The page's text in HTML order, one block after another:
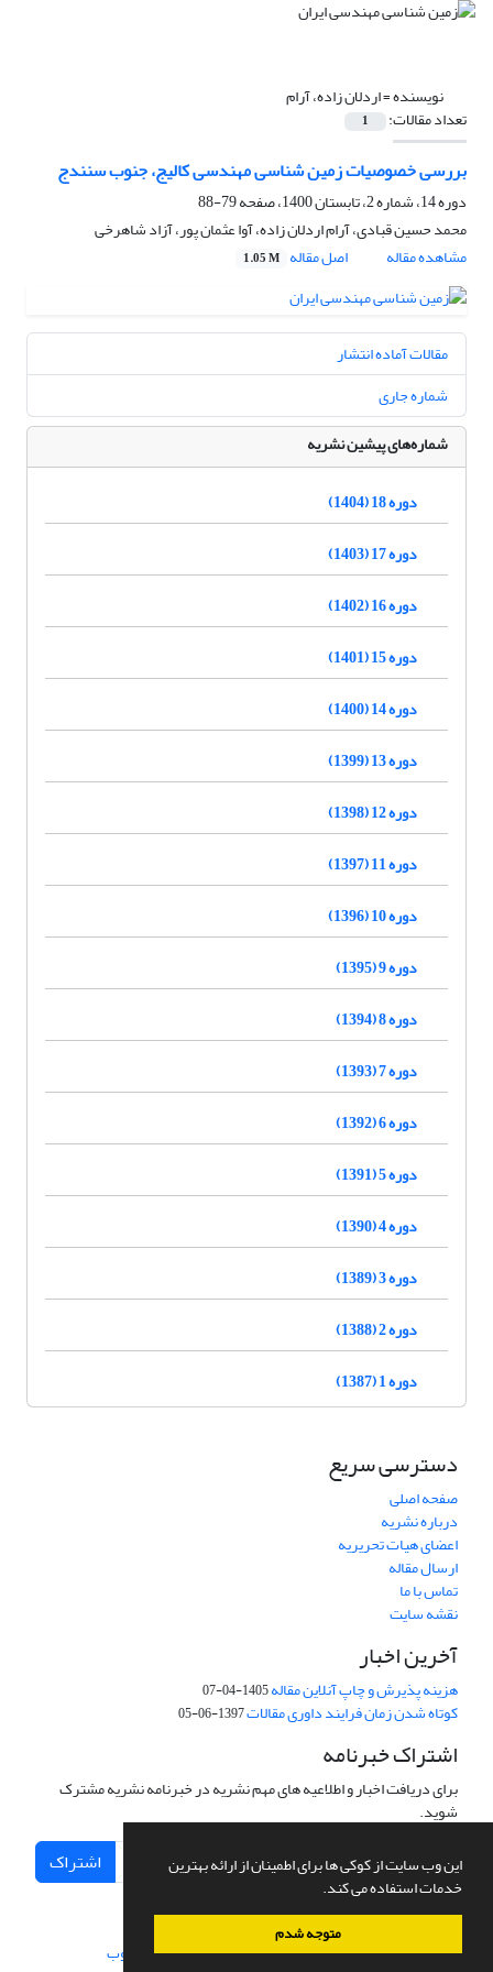
این وب سایت از کوکی ها برای اطمینان از ارائه بهترین
خدمات استفاده می کند.
متوجه شدم
نویسنده =اردلان زاده، آرام
تعداد مقالات: 1
بررسی خصوصیات زمین شناسی مهندسی کالیج، جنوب سنندج
دوره 14، شماره 2، تابستان 1400، صفحه
79-88
محمد حسین قبادی، آرام اردلان زاده، آوا عثمان پور، آزاد شاهرخی
مشاهده مقاله
اصل مقاله 1.05 M
مقالات آماده انتشار
شماره جاری
شماره‌های پیشین نشریه
دوره 18 (1404)
دوره 17 (1403)
دوره 16 (1402)
دوره 15 (1401)
دوره 14 (1400)
دوره 13 (1399)
دوره 12 (1398)
دوره 11 (1397)
دوره 10 (1396)
دوره 9 (1395)
دوره 8 (1394)
دوره 7 (1393)
دوره 6 (1392)
دوره 5 (1391)
دوره 4 (1390)
دوره 3 (1389)
دوره 2 (1388)
دوره 1 (1387)
دسترسی سریع
صفحه اصلی
درباره نشریه
اعضای هیات تحریریه
ارسال مقاله
تماس با ما
نقشه سایت
آخرین اخبار
هزینه پذیرش و چاپ آنلاین مقاله1405-04-07
کوتاه شدن زمان فرایند داوری مقالات1397-06-05
اشتراک خبرنامه
برای دریافت اخبار و اطلاعیه های مهم نشریه در خبرنامه نشریه مشترک
شوید.
اشتراک
سامانه مدیریت نشریات علمی.طراحی و پیاده سازی از سیناوب